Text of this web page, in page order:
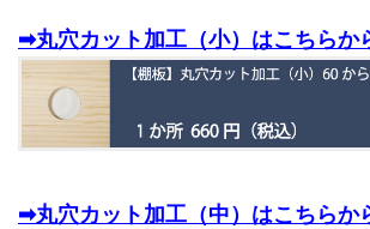
➡丸穴カット加工（小）はこちらか
➡丸穴カット加工（中）はこちらか